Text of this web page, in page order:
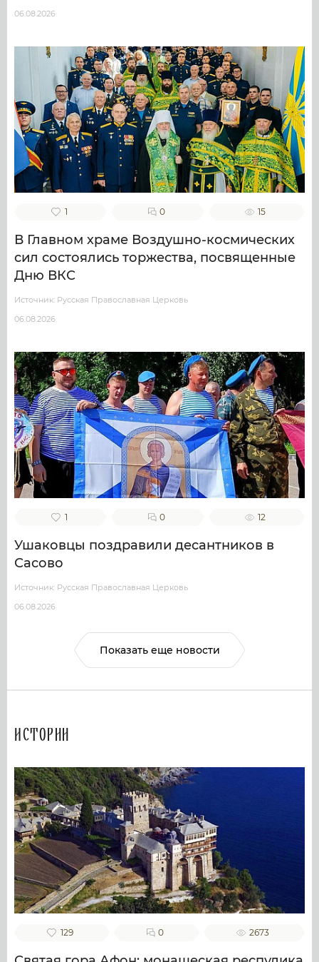
06.08.2026
1 0 15
В Главном храме Воздушно-космических
сил состоялись торжества, посвященные
Дню ВКС
Источник: Русская Православная Церковь
06.08.2026
1 0 12
Ушаковцы поздравили десантников в
Сасово
Источник: Русская Православная Церковь
06.08.2026
Показать еще новости
Истории
129 0 2673